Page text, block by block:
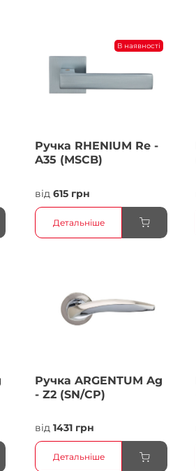
В наявності
Ручка RHENIUM Re -
A35 (MSCB)
від615 грн
Детальніше
Ручка ARGENTUM Ag
- Z2 (SN/CP)
від1431 грн
Детальніше